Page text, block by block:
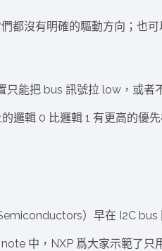
都沒有明確的驅動方向；也
能把 bus 訊號拉 low，或者
邏輯 0 比邏輯 1 有更高的優
）早在 I2C
中，NXP 爲大家示範了只